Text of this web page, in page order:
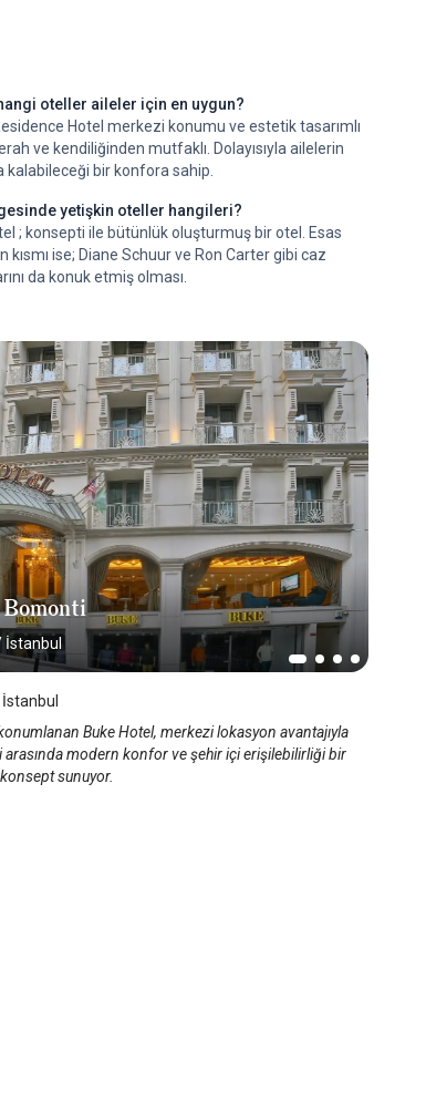
oteller aileler için en uygun?
Hotel merkezi konumu ve estetik tasarımlı
ve kendiliğinden mutfaklı. Dolayısıyla ailelerin
kalabileceği bir konfora sahip.
yetişkin oteller hangileri?
; konsepti ile bütünlük oluşturmuş bir otel. Esas
kısmı ise; Diane Schuur ve Ron Carter gibi caz
da konuk etmiş olması.
Bomonti
İstanbul
İstanbul
Buke Hotel, merkezi lokasyon avantajıyla
arasında modern konfor ve şehir içi erişilebilirliği bir
sunuyor.